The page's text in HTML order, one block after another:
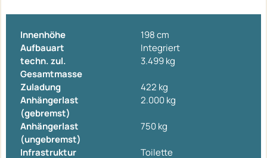
Innenhöhe
198 cm
Aufbauart
Integriert
techn. zul.
Gesamtmasse
3.499 kg
Zuladung
422 kg
Anhängerlast
(gebremst)
2.000 kg
Anhängerlast
(ungebremst)
750 kg
Infrastruktur
Toilette